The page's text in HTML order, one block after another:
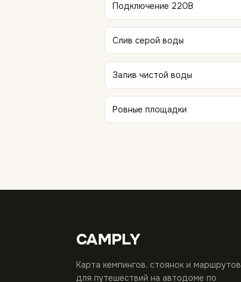
Подключение 220В
Слив серой воды
Залив чистой воды
Ровные площадки
CAMPLY
Карта кемпингов, стоянок и маршрутов
для путешествий на автодоме по